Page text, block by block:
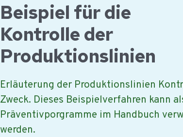
Beispiel für die
Kontrolle der
Produktionslinien
Erläuterung der Produktionslinien
Zweck. Dieses Beispielverfahren kann
Präventivporgramme im Handbuch
werden.